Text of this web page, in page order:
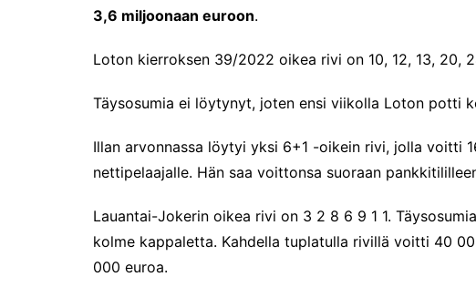
3,6 miljoonaan euroon.
Loton kierroksen 39/2022 oikea rivi on 10, 12, 13, 20,
Täysosumia ei löytynyt, joten ensi viikolla Loton potti
Illan arvonnassa löytyi yksi 6+1 -oikein rivi, jolla voitti
nettipelaajalle. Hän saa voittonsa suoraan
Lauantai-Jokerin oikea rivi on 3 2 8 6 9 1 1.
kolme kappaletta. Kahdella tuplatulla rivillä voitti 40
000 euroa.